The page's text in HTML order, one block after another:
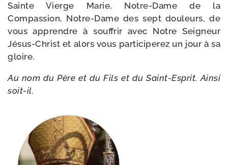
Sainte Vierge Marie, Notre-​Dame de la
Compassion, Notre-​Dame des sept dou­leurs, de
vous apprendre à souf­frir avec Notre Seigneur
Jésus-​Christ et alors vous par­ti­ci­pe­rez un jour à sa
gloire.
Au nom du Père et du Fils et du Saint-​Esprit. Ainsi
soit-il.